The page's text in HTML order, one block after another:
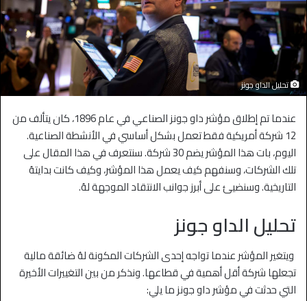
تحليل الداو جونز
عندما تم إطلاق مؤشر داو جونز الصناعي في عام 1896، كان يتألف من
12 شركة أمريكية فقط تعمل بشكل أساسي في الأنشطة الصناعية.
اليوم، بات هذا المؤشر يضم 30 شركة.
سنتعرف في هذا المقال على
تلك الشركات، وسنفهم كيف يعمل هذا المؤشر، وكيف كانت بدايتهُ
التاريخية. وسنضيئ على أبرز جوانب الانتقاد الموجهة لهُ.
تحليل الداو جونز
ويتغير المؤشر عندما تواجه إحدى الشركات المكونة لهُ ضائقة مالية
تجعلها شركة أقل أهمية في قطاعها.ونذكر من بين التغييرات الأخيرة
التي حدثت في مؤشر داو جونز ما يلي: